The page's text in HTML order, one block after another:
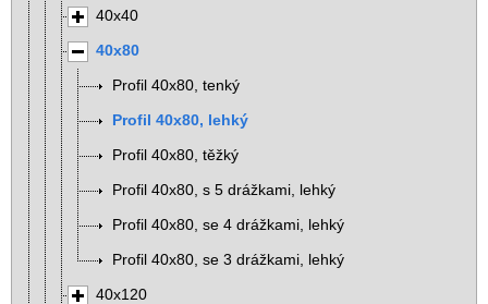
40x40
40x80
Profil 40x80, tenký
Profil 40x80, lehký
Profil 40x80, těžký
Profil 40x80, s 5 drážkami, lehký
Profil 40x80, se 4 drážkami, lehký
Profil 40x80, se 3 drážkami, lehký
40x120